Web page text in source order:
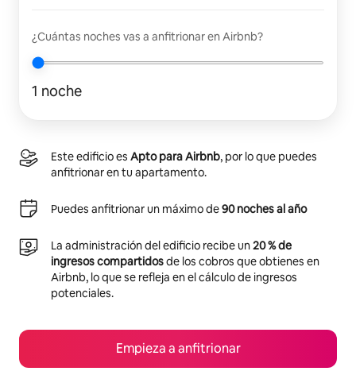
¿Cuántas noches vas a anfitrionar en Airbnb?
1 noche
Este edificio es Apto para Airbnb, por lo que puedes
anfitrionar en tu apartamento.
Puedes anfitrionar un máximo de90 noches al año
La administración del edificio recibe un20 % de
ingresos compartidosde los cobros que obtienes en
Airbnb, lo que se refleja en el cálculo de ingresos
potenciales.
Empieza a anfitrionar